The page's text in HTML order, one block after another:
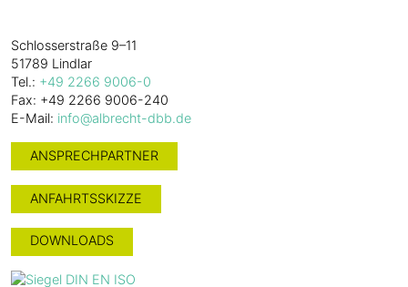
Schlosserstraße 9–11
51789 Lindlar
Tel.: +49 2266 9006-0
Fax: +49 2266 9006-240
E-Mail: info@albrecht-dbb.de
ANSPRECHPARTNER
ANFAHRTSSKIZZE
DOWNLOADS